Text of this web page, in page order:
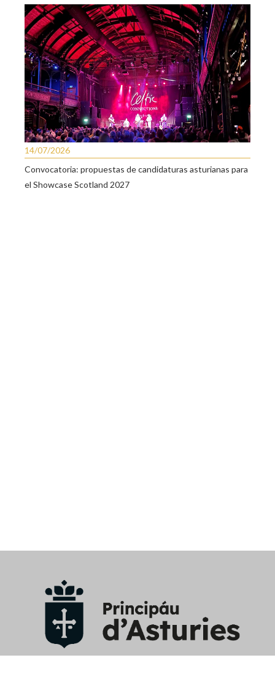
14/07/2026
Convocatoria: propuestas de candidaturas asturianas para
el Showcase Scotland 2027